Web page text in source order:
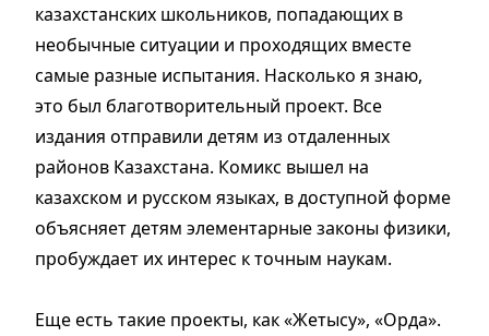
казахстанских школьников, попадающих в
необычные ситуации и проходящих вместе
самые разные испытания. Насколько я знаю,
это был благотворительный проект. Все
издания отправили детям из отдаленных
районов Казахстана. Комикс вышел на
казахском и русском языках, в доступной форме
объясняет детям элементарные законы физики,
пробуждает их интерес к точным наукам.
Еще есть такие проекты, как «Жетысу», «Орда».